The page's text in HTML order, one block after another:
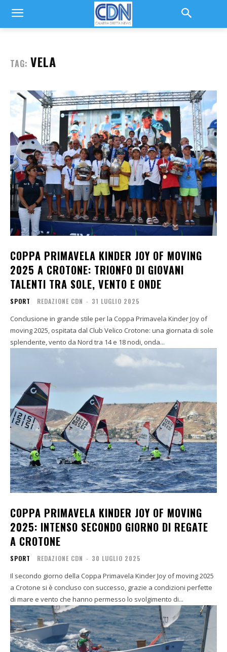
TAG: VELA
COPPA PRIMAVELA KINDER JOY OF MOVING
2025 A CROTONE: TRIONFO DI GIOVANI
TALENTI TRA SOLE, VENTO E ONDE
SPORT REDAZIONE CDN - 31 LUGLIO 2025
Conclusione in grande stile per la Coppa Primavela Kinder Joy of
moving 2025, ospitata dal Club Velico Crotone: una giornata di sole
splendente, vento da Nord tra 14 e 18 nodi, onda...
COPPA PRIMAVELA KINDER JOY OF MOVING
2025: INTENSO SECONDO GIORNO DI REGATE
A CROTONE
SPORT REDAZIONE CDN - 30 LUGLIO 2025
Il secondo giorno della Coppa Primavela Kinder Joy of moving 2025
a Crotone si è concluso con successo, grazie a condizioni perfette
di mare e vento che hanno permesso lo svolgimento di...